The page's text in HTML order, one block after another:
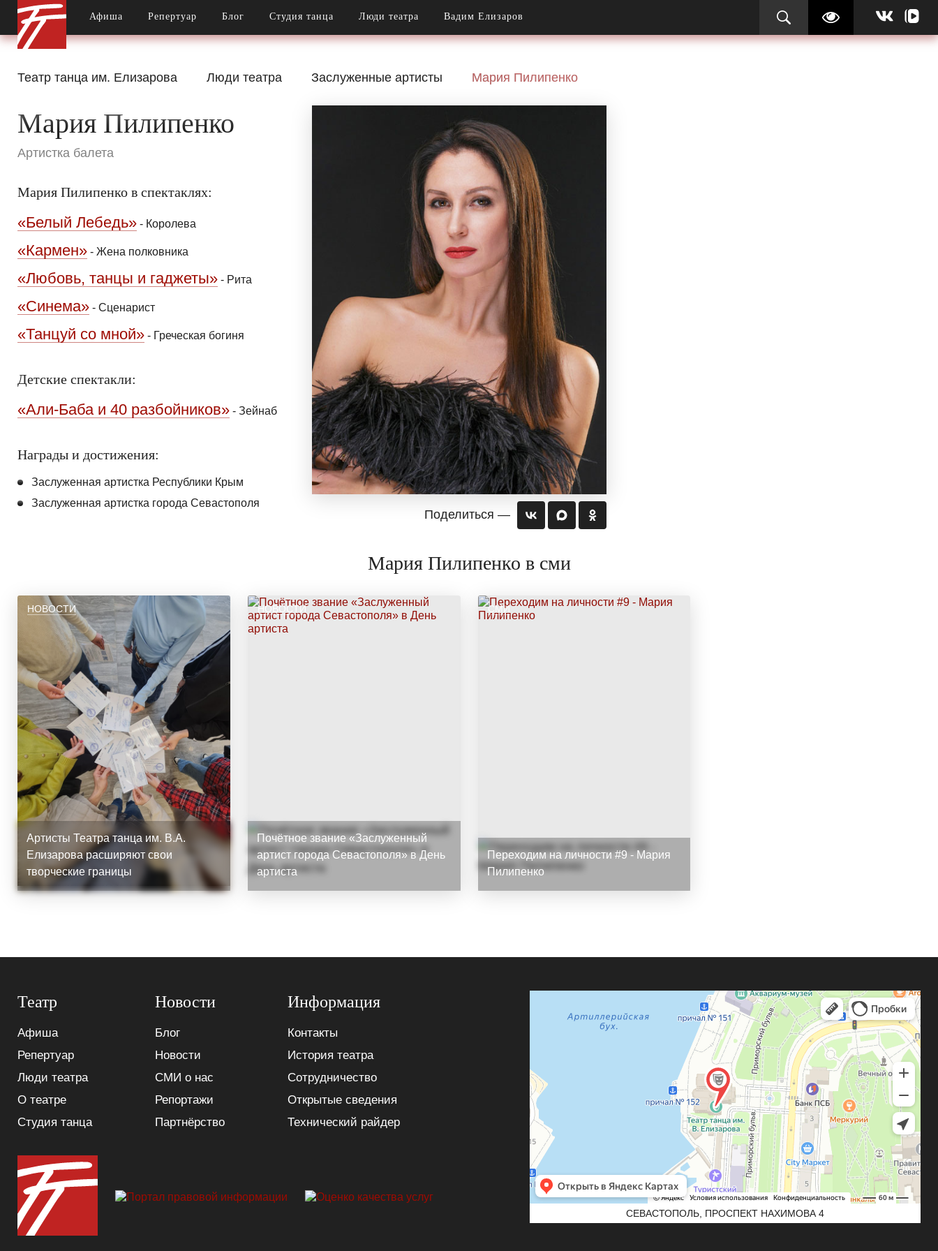
Афиша Репертуар Блог Студия танца Люди театра Вадим Елизаров
Театр танца им. Елизарова Люди театра Заслуженные артисты Мария Пилипенко
Мария Пилипенко
Артистка балета
Мария Пилипенко в спектаклях:
«Белый Лебедь» - Королева
«Кармен» - Жена полковника
«Любовь, танцы и гаджеты» - Рита
«Синема» - Сценарист
«Танцуй со мной» - Греческая богиня
Детские спектакли:
«Али-Баба и 40 разбойников» - Зейнаб
Награды и достижения:
Заслуженная артистка Республики Крым
Заслуженная артистка города Севастополя
Поделиться —
Мария Пилипенко в сми
НОВОСТИ
Артисты Театра танца им. В.А.
Елизарова расширяют свои
творческие границы
НОВОСТИ
Почётное звание «Заслуженный
артист города Севастополя» в День
артиста
СМИ
Переходим на личности #9 - Мария
Пилипенко
Театр
Афиша
Репертуар
Люди театра
О театре
Студия танца
Новости
Блог
Новости
СМИ о нас
Репортажи
Партнёрство
Информация
Контакты
История театра
Сотрудничество
Открытые сведения
Технический райдер
СЕВАСТОПОЛЬ, ПРОСПЕКТ НАХИМОВА 4